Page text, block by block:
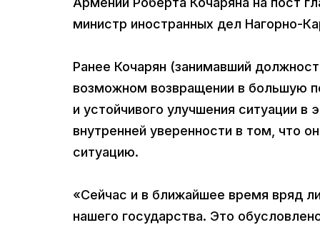
министр иностранных дел Нагорно-
Ранее Кочарян (занимавший
возможном возвращении в большую
и устойчивого улучшения ситуации
внутренней уверенности в том, что
ситуацию.
«Сейчас и в ближайшее время вряд
нашего государства. Это